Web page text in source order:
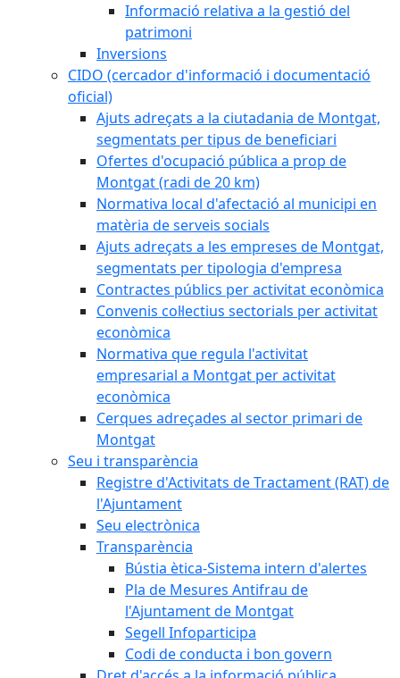
Informació relativa a la gestió del
patrimoni
Inversions
CIDO (cercador d'informació i documentació
oficial)
Ajuts adreçats a la ciutadania de Montgat,
segmentats per tipus de beneficiari
Ofertes d'ocupació pública a prop de
Montgat (radi de 20 km)
Normativa local d'afectació al municipi en
matèria de serveis socials
Ajuts adreçats a les empreses de Montgat,
segmentats per tipologia d'empresa
Contractes públics per activitat econòmica
Convenis col·lectius sectorials per activitat
econòmica
Normativa que regula l'activitat
empresarial a Montgat per activitat
econòmica
Cerques adreçades al sector primari de
Montgat
Seu i transparència
Registre d'Activitats de Tractament (RAT) de
l'Ajuntament
Seu electrònica
Transparència
Bústia ètica-Sistema intern d'alertes
Pla de Mesures Antifrau de
l'Ajuntament de Montgat
Segell Infoparticipa
Codi de conducta i bon govern